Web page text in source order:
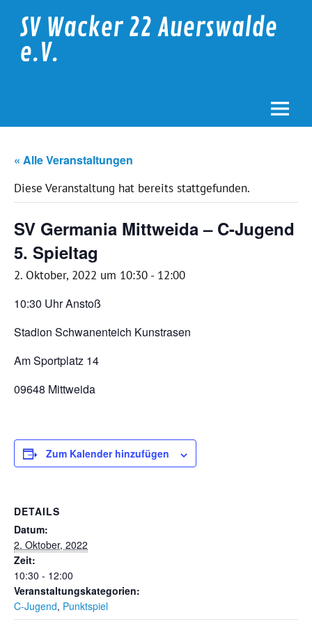
contentSV Wacker 22 Auerswalde
e.V.
« Alle Veranstaltungen
Diese Veranstaltung hat bereits stattgefunden.
SV Germania Mittweida – C-Jugend
5. Spieltag
2. Oktober, 2022 um 10:30 - 12:00
10:30 Uhr Anstoß
Stadion Schwanenteich Kunstrasen
Am Sportplatz 14
09648 Mittweida
Zum Kalender hinzufügen
DETAILS
Datum:
2. Oktober, 2022
Zeit:
10:30 - 12:00
Veranstaltungskategorien:
C-Jugend, Punktspiel